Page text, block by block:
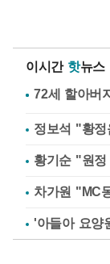
이시간 핫뉴스
정보석 "황
황기순 "원
'아들아 요양